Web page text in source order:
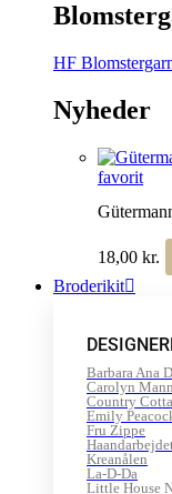
HF
Nyheder
favorit
18,00 kr.
Broderikit
Barbara Ana
Carolyn
Country
Emily
Fru Zippe
Kreanålen
La-D-Da
Little House